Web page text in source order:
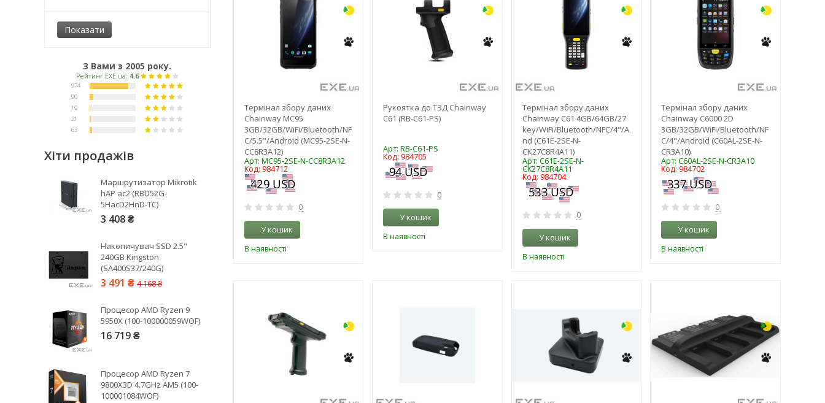
Термінал збору даних
Chainway MC95
3GB/32GB/WiFi/Bluetooth/NF
C/5.5"/Android (MC95-2SE-N-
CC8R3A12)
Арт: MC95-2SE-N-CC8R3A12
Код: 984712
0
У кошик
В наявності
Рукоятка до ТЗД Chainway
C61 (RB-C61-PS)
Арт: RB-C61-PS
Код: 984705
0
У кошик
В наявності
Термінал збору даних
Chainway C61 4GB/64GB/27
key/WiFi/Bluetooth/NFC/4"/A
nd (C61E-2SE-N-
CK27C8R4A11)
Арт: C61E-2SE-N-
CK27C8R4A11
Код: 984704
0
У кошик
В наявності
Термінал збору даних
Chainway C6000 2D
3GB/32GB/WiFi/Bluetooth/NF
C/4"/Android (C60AL-2SE-N-
CR3A10)
Арт: C60AL-2SE-N-CR3A10
Код: 984702
0
У кошик
В наявності
З Вами з 2005 року.
Рейтинг EXE.ua:4.6
974
90
19
63
Хіти продажів
Маршрутизатор Mikrotik
hAP ac2 (RBD52G-
5HacD2HnD-TC)
3 408 ₴
Накопичувач SSD 2.5"
240GB Kingston
(SA400S37/240G)
3 491 ₴ 4 168 ₴
Процесор AMD Ryzen 9
5950X (100-100000059WOF)
16 719 ₴
Процесор AMD Ryzen 7
9800X3D 4.7GHz AM5 (100-
100001084WOF)